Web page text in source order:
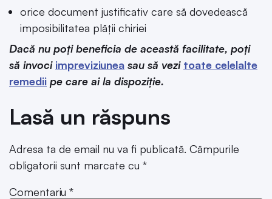
orice document justificativ care să dovedească
imposibilitatea plății chiriei
Dacă nu poți beneficia de această facilitate, poți
să invoci impreviziunea sau să vezi toate celelalte
remedii pe care ai la dispoziție.
Lasă un răspuns
Adresa ta de email nu va fi publicată. Câmpurile
obligatorii sunt marcate cu *
Comentariu *